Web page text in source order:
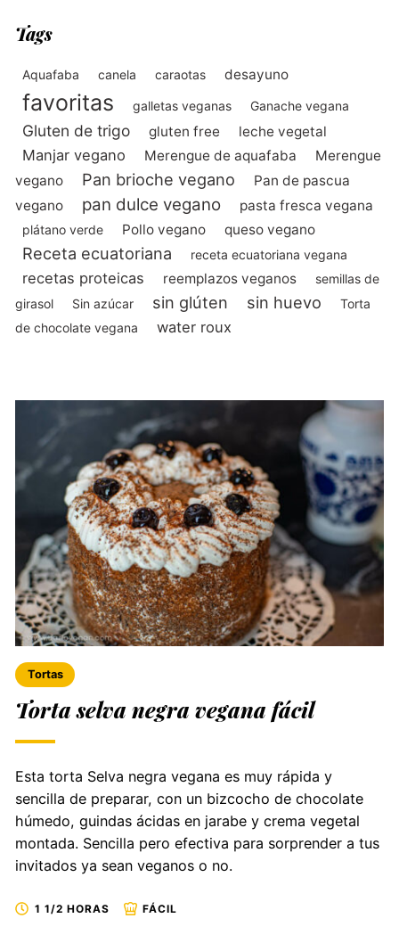
Tags
Aquafaba canela caraotas desayuno
favoritas galletas veganas Ganache vegana
Gluten de trigo gluten free leche vegetal
Manjar vegano Merengue de aquafaba
Merengue
vegano
Pan brioche vegano
Pan de pascua
vegano
pan dulce vegano pasta fresca vegana
plátano verde Pollo vegano queso vegano
Receta ecuatoriana receta ecuatoriana vegana
recetas proteicas reemplazos veganos
semillas de
girasol
Sin azúcar sin glúten sin huevo
Torta
de chocolate vegana
water roux
Tortas
Torta selva negra vegana fácil
Esta torta Selva negra vegana es muy rápida y
sencilla de preparar, con un bizcocho de chocolate
húmedo, guindas ácidas en jarabe y crema vegetal
montada. Sencilla pero efectiva para sorprender a tus
invitados ya sean veganos o no.
1 1/2 HORAS FÁCIL